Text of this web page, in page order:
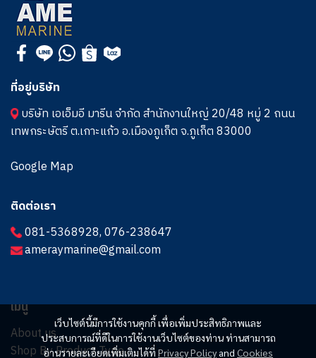
เว็บไซต์นี้มีการใช้งานคุกกี้ เพื่อเพิ่มประสิทธิภาพและ
ประสบการณ์ที่ดีในการใช้งานเว็บไซต์ของท่าน ท่านสามารถ
อ่านรายละเอียดเพิ่มเติมได้ที่ Privacy Policyand Cookies
ที่อยู่บริษัท
บริษัท เอเอ็มอี มารีน จำกัด สำนักงานใหญ่ 20/48 หมู่ 2 ถนน
เทพกระษัตรี ต.เกาะแก้ว อ.เมืองภูเก็ต จ.ภูเก็ต 83000
Google Map
ติดต่อเรา
081-5368928,076-238647
ameraymarine@gmail.com
เมนู
About us
Shop By Product Type